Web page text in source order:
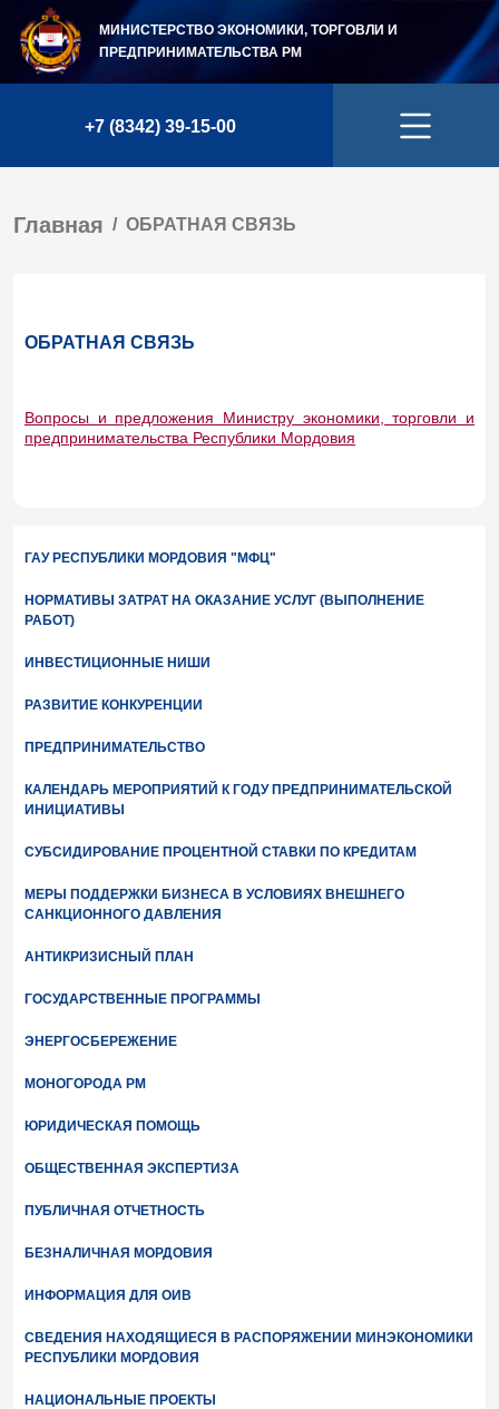
МИНИСТЕРСТВО ЭКОНОМИКИ, ТОРГОВЛИ И
ПРЕДПРИНИМАТЕЛЬСТВА РМ
+7 (8342) 39-15-00
Главная ОБРАТНАЯ СВЯЗЬ
ГАУ РЕСПУБЛИКИ МОРДОВИЯ "МФЦ"
НОРМАТИВЫ ЗАТРАТ НА ОКАЗАНИЕ УСЛУГ (ВЫПОЛНЕНИЕ
РАБОТ)
ИНВЕСТИЦИОННЫЕ НИШИ
РАЗВИТИЕ КОНКУРЕНЦИИ
ПРЕДПРИНИМАТЕЛЬСТВО
КАЛЕНДАРЬ МЕРОПРИЯТИЙ К ГОДУ ПРЕДПРИНИМАТЕЛЬСКОЙ
ИНИЦИАТИВЫ
СУБСИДИРОВАНИЕ ПРОЦЕНТНОЙ СТАВКИ ПО КРЕДИТАМ
МЕРЫ ПОДДЕРЖКИ БИЗНЕСА В УСЛОВИЯХ ВНЕШНЕГО
САНКЦИОННОГО ДАВЛЕНИЯ
АНТИКРИЗИСНЫЙ ПЛАН
ГОСУДАРСТВЕННЫЕ ПРОГРАММЫ
ЭНЕРГОСБЕРЕЖЕНИЕ
МОНОГОРОДА РМ
ЮРИДИЧЕСКАЯ ПОМОЩЬ
ОБЩЕСТВЕННАЯ ЭКСПЕРТИЗА
ПУБЛИЧНАЯ ОТЧЕТНОСТЬ
БЕЗНАЛИЧНАЯ МОРДОВИЯ
ИНФОРМАЦИЯ ДЛЯ ОИВ
СВЕДЕНИЯ НАХОДЯЩИЕСЯ В РАСПОРЯЖЕНИИ МИНЭКОНОМИКИ
РЕСПУБЛИКИ МОРДОВИЯ
НАЦИОНАЛЬНЫЕ ПРОЕКТЫ
ОБРАТНАЯ СВЯЗЬ
Вопросы и предложения Министру экономики, торговли и
предпринимательства Республики Мордовия